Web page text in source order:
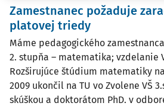
Zamestnanec požaduje
platovej triedy
Máme pedagogického
2. stupňa – matematika; vzdelanie
Rozširujúce štúdium matematiky
2009 ukončil na TU vo Zvolene VŠ
skúškou a doktorátom PhD. v